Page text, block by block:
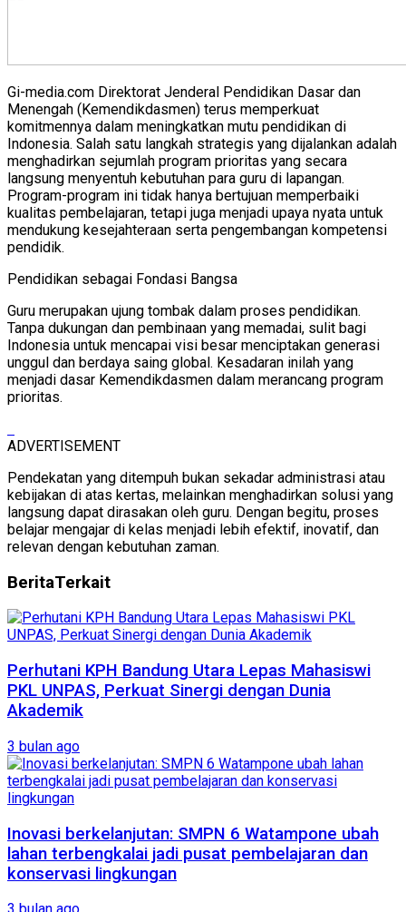
Gi-media.com Direktorat Jenderal Pendidikan Dasar dan
Menengah (Kemendikdasmen) terus memperkuat
komitmennya dalam meningkatkan mutu pendidikan di
Indonesia. Salah satu langkah strategis yang dijalankan adalah
menghadirkan sejumlah program prioritas yang secara
langsung menyentuh kebutuhan para guru di lapangan.
Program-program ini tidak hanya bertujuan memperbaiki
kualitas pembelajaran, tetapi juga menjadi upaya nyata untuk
mendukung kesejahteraan serta pengembangan kompetensi
pendidik.
Pendidikan sebagai Fondasi Bangsa
Guru merupakan ujung tombak dalam proses pendidikan.
Tanpa dukungan dan pembinaan yang memadai, sulit bagi
Indonesia untuk mencapai visi besar menciptakan generasi
unggul dan berdaya saing global. Kesadaran inilah yang
menjadi dasar Kemendikdasmen dalam merancang program
prioritas.
ADVERTISEMENT
Pendekatan yang ditempuh bukan sekadar administrasi atau
kebijakan di atas kertas, melainkan menghadirkan solusi yang
langsung dapat dirasakan oleh guru. Dengan begitu, proses
belajar mengajar di kelas menjadi lebih efektif, inovatif, dan
relevan dengan kebutuhan zaman.
BeritaTerkait
Perhutani KPH Bandung Utara Lepas Mahasiswi
PKL UNPAS, Perkuat Sinergi dengan Dunia
Akademik
3 bulan ago
Inovasi berkelanjutan: SMPN 6 Watampone ubah
lahan terbengkalai jadi pusat pembelajaran dan
konservasi lingkungan